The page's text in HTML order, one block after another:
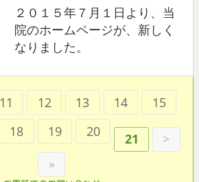
２０１５年７月１日より、当
院のホームページが、新しく
なりました。
11 12 13 14
15
18 19 20 21
>
»